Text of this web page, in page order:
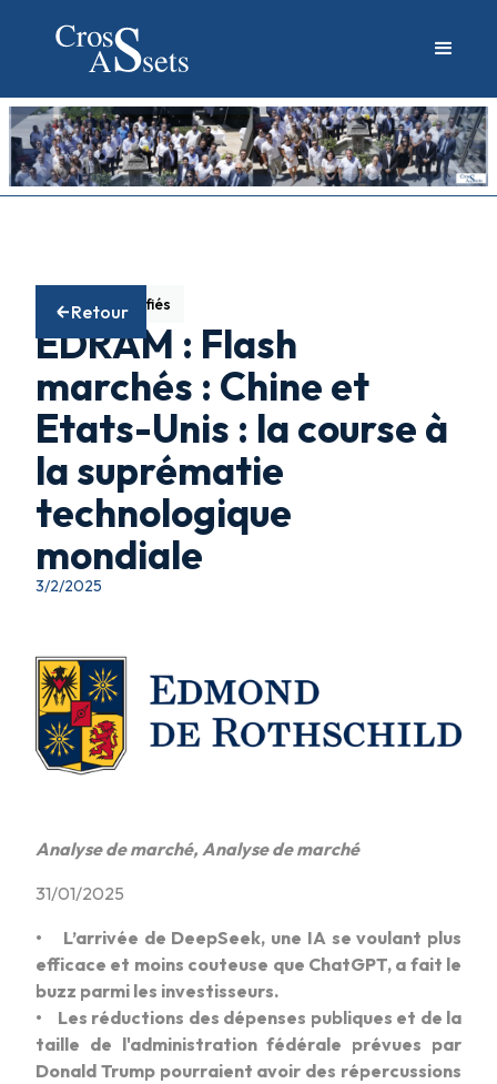
Retour
Fonds diversifiés
EDRAM : Flash
marchés : Chine et
Etats-Unis : la course à
la suprématie
technologique
mondiale
3/2/2025
Analyse de marché, Analyse de marché
31/01/2025
• L’arrivée de DeepSeek, une IA se voulant plus
efficace et moins couteuse que ChatGPT, a fait le
buzz parmi les investisseurs.
• Les réductions des dépenses publiques et de la
taille de l'administration fédérale prévues par
Donald Trump pourraient avoir des répercussions